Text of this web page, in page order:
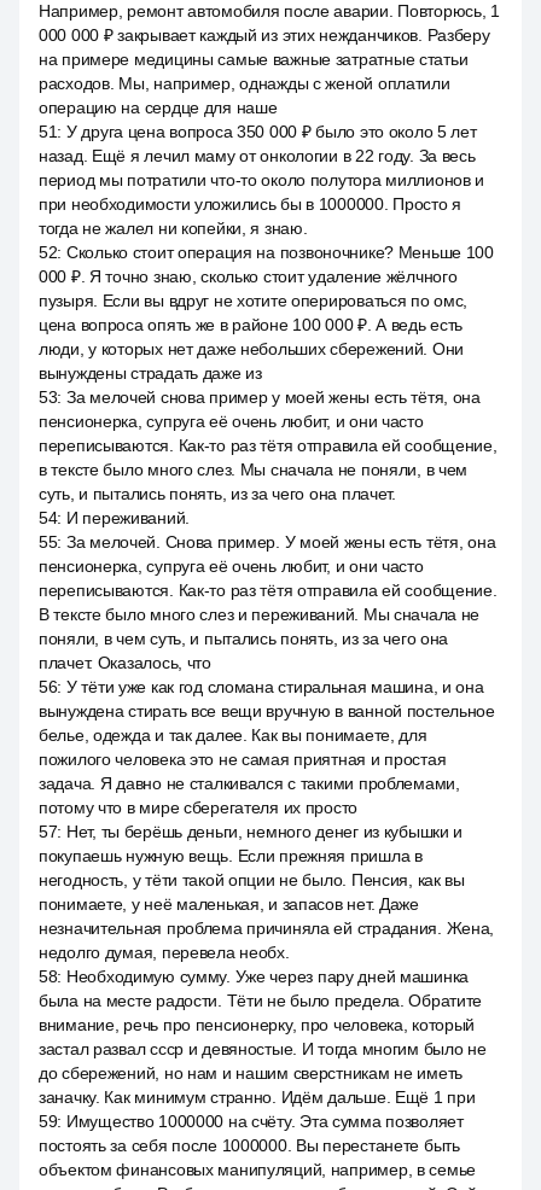
Например, ремонт автомобиля после аварии. Повторюсь, 1
000 000 ₽ закрывает каждый из этих нежданчиков. Разберу
на примере медицины самые важные затратные статьи
расходов. Мы, например, однажды с женой оплатили
операцию на сердце для наше
51: У друга цена вопроса 350 000 ₽ было это около 5 лет
назад. Ещё я лечил маму от онкологии в 22 году. За весь
период мы потратили что-то около полутора миллионов и
при необходимости уложились бы в 1000000. Просто я
тогда не жалел ни копейки, я знаю.
52: Сколько стоит операция на позвоночнике? Меньше 100
000 ₽. Я точно знаю, сколько стоит удаление жёлчного
пузыря. Если вы вдруг не хотите оперироваться по омс,
цена вопроса опять же в районе 100 000 ₽. А ведь есть
люди, у которых нет даже небольших сбережений. Они
вынуждены страдать даже из
53: За мелочей снова пример у моей жены есть тётя, она
пенсионерка, супруга её очень любит, и они часто
переписываются. Как-то раз тётя отправила ей сообщение,
в тексте было много слез. Мы сначала не поняли, в чем
суть, и пытались понять, из за чего она плачет.
54: И переживаний.
55: За мелочей. Снова пример. У моей жены есть тётя, она
пенсионерка, супруга её очень любит, и они часто
переписываются. Как-то раз тётя отправила ей сообщение.
В тексте было много слез и переживаний. Мы сначала не
поняли, в чем суть, и пытались понять, из за чего она
плачет. Оказалось, что
56: У тёти уже как год сломана стиральная машина, и она
вынуждена стирать все вещи вручную в ванной постельное
белье, одежда и так далее. Как вы понимаете, для
пожилого человека это не самая приятная и простая
задача. Я давно не сталкивался с такими проблемами,
потому что в мире сберегателя их просто
57: Нет, ты берёшь деньги, немного денег из кубышки и
покупаешь нужную вещь. Если прежняя пришла в
негодность, у тёти такой опции не было. Пенсия, как вы
понимаете, у неё маленькая, и запасов нет. Даже
незначительная проблема причиняла ей страдания. Жена,
недолго думая, перевела необх.
58: Необходимую сумму. Уже через пару дней машинка
была на месте радости. Тёти не было предела. Обратите
внимание, речь про пенсионерку, про человека, который
застал развал ссср и девяностые. И тогда многим было не
до сбережений, но нам и нашим сверстникам не иметь
заначку. Как минимум странно. Идём дальше. Ещё 1 при
59: Имущество 1000000 на счёту. Эта сумма позволяет
постоять за себя после 1000000. Вы перестанете быть
объектом финансовых манипуляций, например, в семье